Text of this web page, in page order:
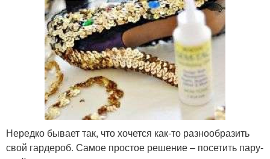
Нередко бывает так, что хочется как-то разнообразить
свой гардероб. Самое простое решение – посетить пару-